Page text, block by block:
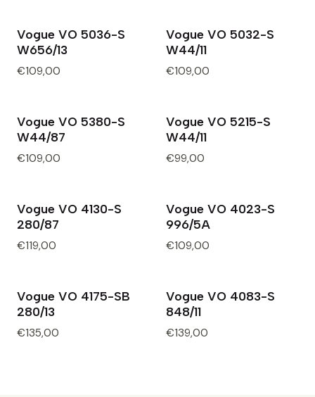
Vogue VO 5036-S
W656/13
€109,00
Vogue VO 5032-S
W44/11
€109,00
Vogue VO 5380-S
W44/87
€109,00
Vogue VO 5215-S
W44/11
€99,00
Vogue VO 4130-S
280/87
€119,00
Vogue VO 4023-S
996/5A
€109,00
Vogue VO 4175-SB
280/13
€135,00
Esgotado
Vogue VO 4083-S
848/11
€139,00